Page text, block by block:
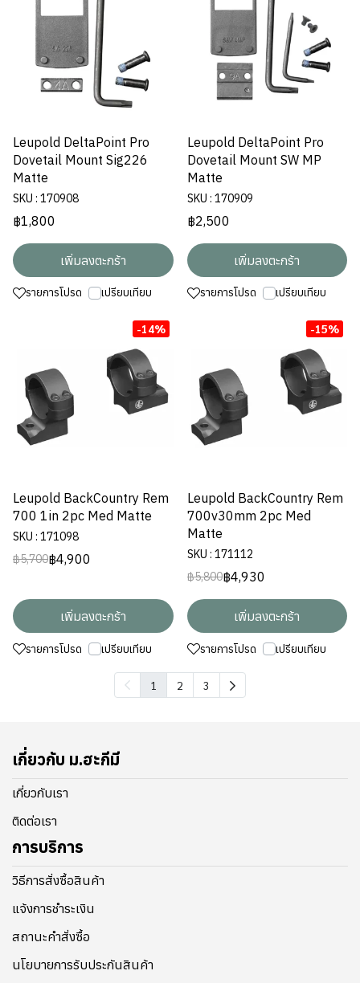
Leupold DeltaPoint Pro
Dovetail Mount Sig226
Matte
SKU : 170908
฿1,800
เพิ่มลงตะกร้า
รายการโปรด เปรียบเทียบ
Leupold DeltaPoint Pro
Dovetail Mount SW MP
Matte
SKU : 170909
฿2,500
เพิ่มลงตะกร้า
รายการโปรด เปรียบเทียบ
-14%
Leupold BackCountry Rem
700 1in 2pc Med Matte
SKU : 171098
฿5,700฿4,900
เพิ่มลงตะกร้า
รายการโปรด เปรียบเทียบ
-15%
Leupold BackCountry Rem
700v30mm 2pc Med
Matte
SKU : 171112
฿5,800฿4,930
เพิ่มลงตะกร้า
รายการโปรด เปรียบเทียบ
1 2 3
เกี่ยวกับ ม.ฮะกีมี
เกี่ยวกับเรา
ติดต่อเรา
การบริการ
วิธีการสั่งซื้อสินค้า
แจ้งการชำระเงิน
สถานะคำสั่งซื้อ
นโยบายการรับประกันสินค้า